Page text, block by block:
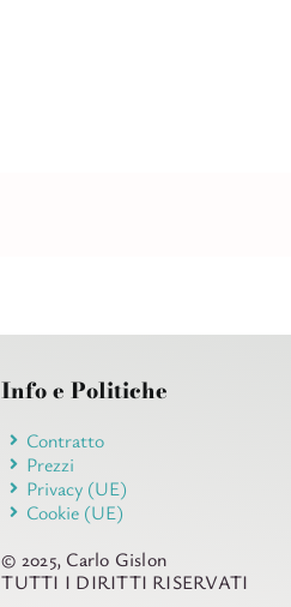
Info e Politiche
Contratto
Prezzi
Privacy (UE)
Cookie (UE)
© 2025, Carlo Gislon
TUTTI I DIRITTI RISERVATI